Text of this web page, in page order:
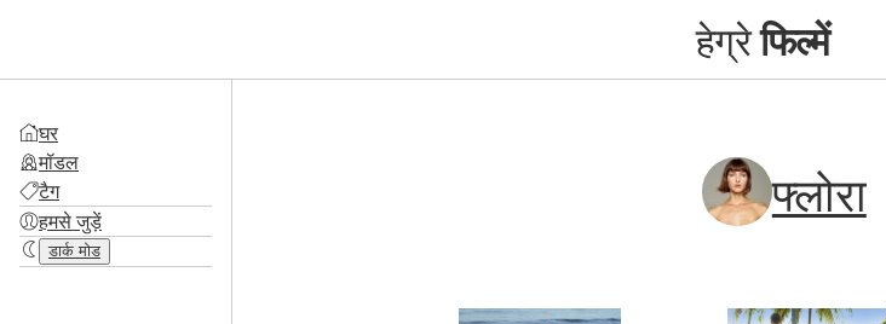
हेग्रेफिल्में
घर
मॉडल
टैग
हमसे जुड़ें
डार्क मोड
फ्लोरा